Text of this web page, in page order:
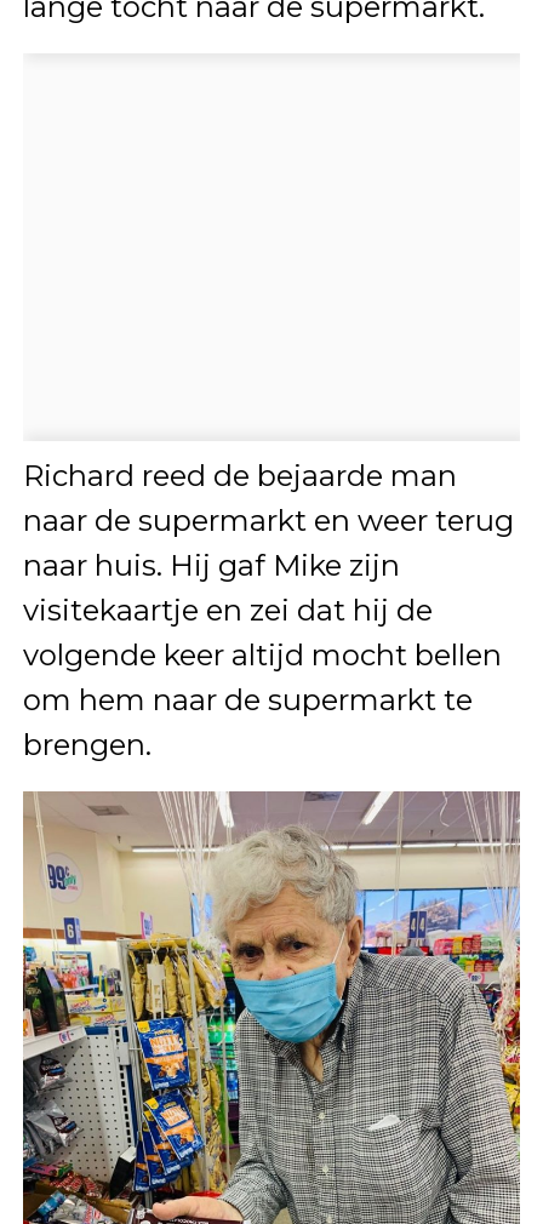
Richard reed de bejaarde man
naar de supermarkt en weer terug
naar huis. Hij gaf Mike zijn
visitekaartje en zei dat hij de
volgende keer altijd mocht bellen
om hem naar de supermarkt te
brengen.